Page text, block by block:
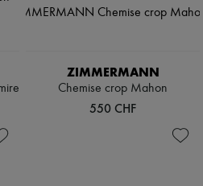
ZIMMERMANN
Chemise crop Mahon
550 CHF